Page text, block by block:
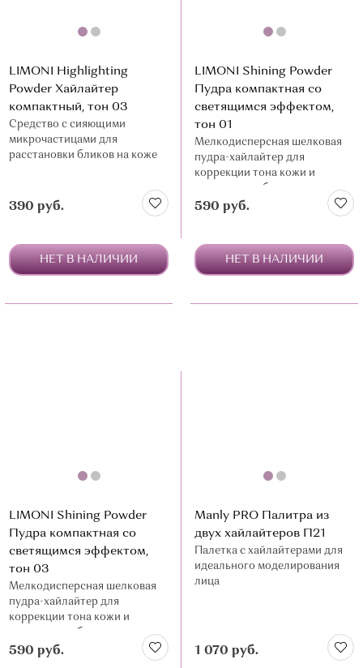
LIMONI Highlighting
Powder Хайлайтер
компактный, тон 03
Средство с сияющими
микрочастицами для
расстановки бликов на коже
390 руб.
НЕТ В НАЛИЧИИ
LIMONI Shining Powder
Пудра компактная со
светящимся эффектом,
тон 01
Мелкодисперсная шелковая
пудра-хайлайтер для
коррекции тона кожи и
590 руб.
НЕТ В НАЛИЧИИ
LIMONI Shining Powder
Пудра компактная со
светящимся эффектом,
тон 03
Мелкодисперсная шелковая
пудра-хайлайтер для
коррекции тона кожи и
расстановки бликов
590 руб.
Manly PRO Палитра из
двух хайлайтеров П21
Палетка с хайлайтерами для
идеального моделирования
лица
1 070 руб.